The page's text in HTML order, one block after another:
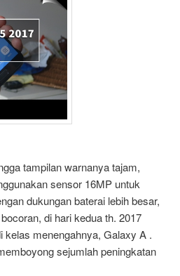
tampilan warnanya tajam,
sensor 16MP untuk
dukungan baterai lebih besar,
di hari kedua th. 2017
menengahnya, Galaxy A .
sejumlah peningkatan